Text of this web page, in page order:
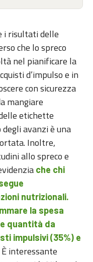
i risultati delle
che lo spreco
nel pianificare la
d’impulso e in
con sicurezza
mangiare
etichette
avanzi è una
Inoltre,
allo spreco e
che chi
nutrizionali.
la spesa
quantità da
impulsivi (35%) e
È interessante